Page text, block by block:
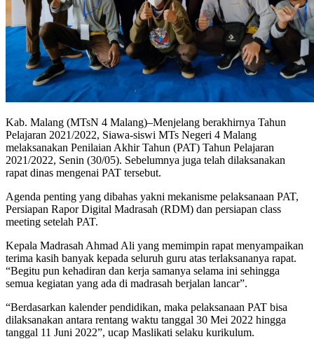
Kab. Malang (MTsN 4 Malang)–Menjelang berakhirnya Tahun
Pelajaran 2021/2022, Siawa-siswi MTs Negeri 4 Malang
melaksanakan Penilaian Akhir Tahun (PAT) Tahun Pelajaran
2021/2022, Senin (30/05). Sebelumnya juga telah dilaksanakan
rapat dinas mengenai PAT tersebut.
Agenda penting yang dibahas yakni mekanisme pelaksanaan PAT,
Persiapan Rapor Digital Madrasah (RDM) dan persiapan class
meeting setelah PAT.
Kepala Madrasah Ahmad Ali yang memimpin rapat menyampaikan
terima kasih banyak kepada seluruh guru atas terlaksananya rapat.
“Begitu pun kehadiran dan kerja samanya selama ini sehingga
semua kegiatan yang ada di madrasah berjalan lancar”.
“Berdasarkan kalender pendidikan, maka pelaksanaan PAT bisa
dilaksanakan antara rentang waktu tanggal 30 Mei 2022 hingga
tanggal 11 Juni 2022”, ucap Maslikati selaku kurikulum.